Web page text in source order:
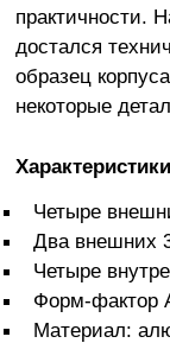
практичности.
достался
образец
некоторые
Четыре
Два внешних
Четыре
Форм-фактор
Материал: